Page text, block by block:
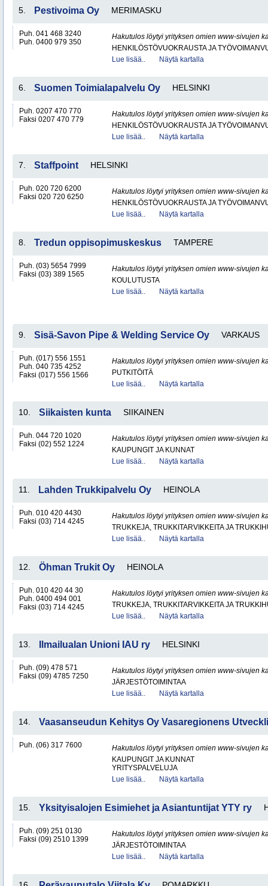
5. Pestivoima Oy MERIMASKU
Puh. 041 468 3240
Puh. 0400 979 350
Hakutulos löytyi yrityksen omien www-sivujen
HENKILÖSTÖVUOKRAUSTA JA
Lue lisää..
Näytä kartalla
6. Suomen Toimialapalvelu Oy HELSINKI
Puh. 0207 470 770
Faksi 0207 470 779
Hakutulos löytyi yrityksen omien www-sivujen
HENKILÖSTÖVUOKRAUSTA JA
Lue lisää..
Näytä kartalla
7. Staffpoint HELSINKI
Puh. 020 720 6200
Faksi 020 720 6250
Hakutulos löytyi yrityksen omien www-sivujen
HENKILÖSTÖVUOKRAUSTA JA
Lue lisää..
Näytä kartalla
8. Tredun oppisopimuskeskus TAMPERE
Puh. (03) 5654 7999
Faksi (03) 389 1565
Hakutulos löytyi yrityksen omien www-sivujen
KOULUTUSTA
Lue lisää..
Näytä kartalla
9. Sisä-Savon Pipe & Welding Service Oy VARKAUS
Puh. (017) 556 1551
Puh. 040 735 4252
Faksi (017) 556 1566
Hakutulos löytyi yrityksen omien www-sivujen
PUTKITÖITÄ
Lue lisää..
Näytä kartalla
10. Siikaisten kunta SIIKAINEN
Puh. 044 720 1020
Faksi (02) 552 1224
Hakutulos löytyi yrityksen omien www-sivujen
KAUPUNGIT JA KUNNAT
Lue lisää..
Näytä kartalla
11. Lahden Trukkipalvelu Oy HEINOLA
Puh. 010 420 4430
Faksi (03) 714 4245
Hakutulos löytyi yrityksen omien www-sivujen
TRUKKEJA, TRUKKITARVIKKEITA JA
Lue lisää..
Näytä kartalla
12. Öhman Trukit Oy HEINOLA
Puh. 010 420 44 30
Puh. 0400 494 001
Faksi (03) 714 4245
Hakutulos löytyi yrityksen omien www-sivujen
TRUKKEJA, TRUKKITARVIKKEITA JA
Lue lisää..
Näytä kartalla
13. Ilmailualan Unioni IAU ry HELSINKI
Puh. (09) 478 571
Faksi (09) 4785 7250
Hakutulos löytyi yrityksen omien www-sivujen
JÄRJESTÖTOIMINTAA
Lue lisää..
Näytä kartalla
14. Vaasanseudun Kehitys Oy Vasaregionens
Puh. (06) 317 7600
Hakutulos löytyi yrityksen omien www-sivujen
KAUPUNGIT JA KUNNAT
YRITYSPALVELUJA
Lue lisää..
Näytä kartalla
15. Yksityisalojen Esimiehet ja Asiantuntijat YTY ry
Puh. (09) 251 0130
Faksi (09) 2510 1399
Hakutulos löytyi yrityksen omien www-sivujen
JÄRJESTÖTOIMINTAA
Lue lisää..
Näytä kartalla